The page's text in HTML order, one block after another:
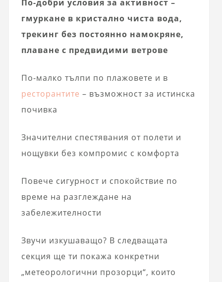
По-добри условия за активност –
гмуркане в кристално чиста вода,
трекинг без постоянно намокряне,
плаване с предвидими ветрове
По-малко тълпи по плажовете и в
ресторантите – възможност за истинска
почивка
Значителни спестявания от полети и
нощувки без компромис с комфорта
Повече сигурност и спокойствие по
време на разглеждане на
забележителности
Звучи изкушаващо? В следващата
секция ще ти покажа конкретни
„метеорологични прозорци“, които